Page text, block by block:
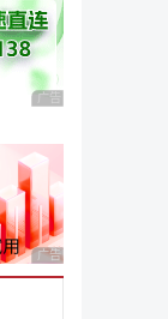
广告 商业广告，理性
广告 商业广告，理性